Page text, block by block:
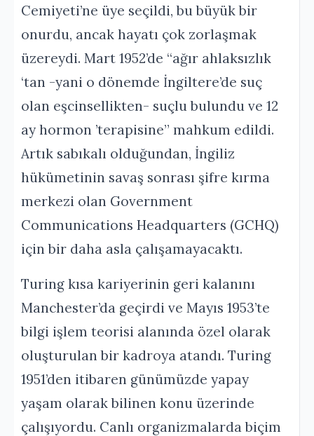
Cemiyeti’ne üye seçildi, bu büyük bir
onurdu, ancak hayatı çok zorlaşmak
üzereydi. Mart 1952’de “ağır ahlaksızlık
‘tan -yani o dönemde İngiltere’de suç
olan eşcinsellikten- suçlu bulundu ve 12
ay hormon ’terapisine” mahkum edildi.
Artık sabıkalı olduğundan, İngiliz
hükümetinin savaş sonrası şifre kırma
merkezi olan Government
Communications Headquarters (GCHQ)
için bir daha asla çalışamayacaktı.
Turing kısa kariyerinin geri kalanını
Manchester’da geçirdi ve Mayıs 1953’te
bilgi işlem teorisi alanında özel olarak
oluşturulan bir kadroya atandı. Turing
1951’den itibaren günümüzde yapay
yaşam olarak bilinen konu üzerinde
çalışıyordu. Canlı organizmalarda biçim